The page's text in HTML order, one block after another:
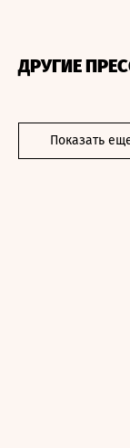
ДРУГИЕ
Показать